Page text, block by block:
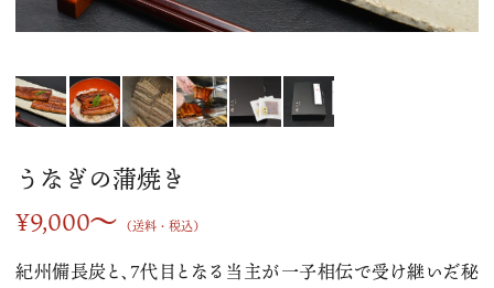
うなぎの蒲焼き
¥9,000〜 （送料・税込）
紀州備長炭と、7代目となる当主が一子相伝で受け継いだ秘